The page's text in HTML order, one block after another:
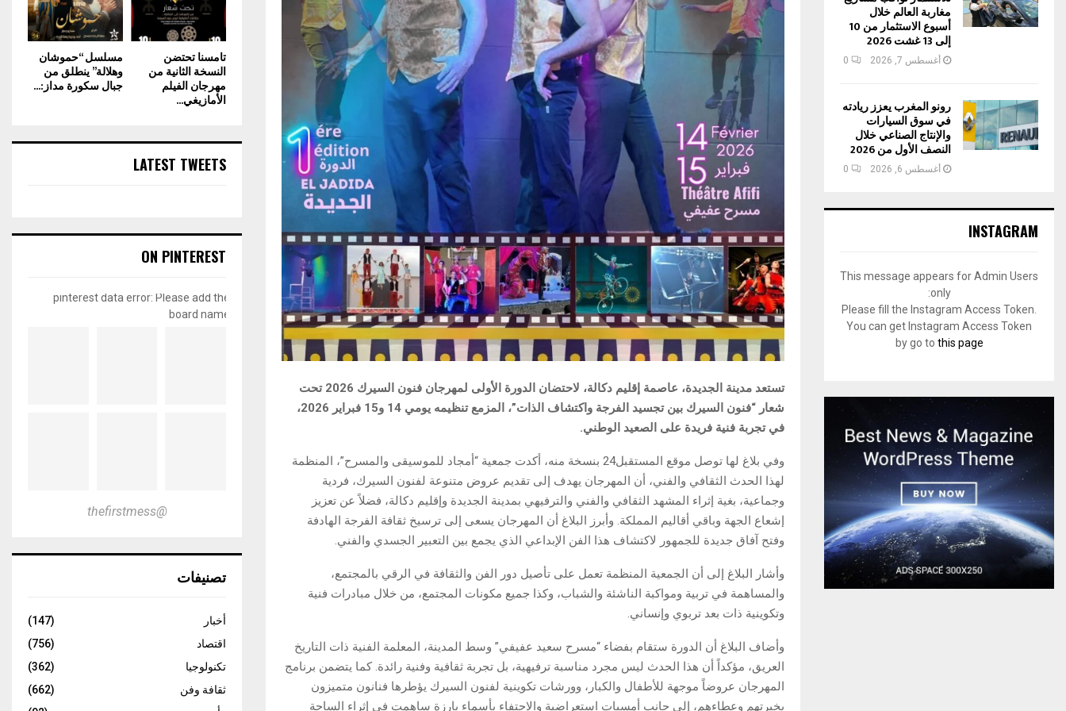
تستعد مدينة الجديدة، عاصمة إقليم دكالة، لاحتضان الدورة الأولى لمهرجان فنون السيرك 2026 تحت
شعار “فنون السيرك بين تجسيد الفرجة واكتشاف الذات”، المزمع تنظيمه يومي 14 و15 فبراير 2026،
في تجربة فنية فريدة على الصعيد الوطني.
وفي بلاغ لها توصل موقع المستقبل24 بنسخة منه، أكدت جمعية “أمجاد للموسيقى والمسرح”، المنظمة
لهذا الحدث الثقافي والفني، أن المهرجان يهدف إلى تقديم عروض متنوعة لفنون السيرك، فردية
وجماعية، بغية إثراء المشهد الثقافي والفني والترفيهي بمدينة الجديدة وإقليم دكالة، فضلاً عن تعزيز
إشعاع الجهة وباقي أقاليم المملكة. وأبرز البلاغ أن المهرجان يسعى إلى ترسيخ ثقافة الفرجة الهادفة
وفتح آفاق جديدة للجمهور لاكتشاف هذا الفن الإبداعي الذي يجمع بين التعبير الجسدي والفني.
وأشار البلاغ إلى أن الجمعية المنظمة تعمل على تأصيل دور الفن والثقافة في الرقي بالمجتمع،
والمساهمة في تربية ومواكبة الناشئة والشباب، وكذا جميع مكونات المجتمع، من خلال مبادرات فنية
وتكوينية ذات بعد تربوي وإنساني.
وأضاف البلاغ أن الدورة ستقام بفضاء “مسرح سعيد عفيفي” وسط المدينة، المعلمة الفنية ذات التاريخ
العريق، مؤكداً أن هذا الحدث ليس مجرد مناسبة ترفيهية، بل تجربة ثقافية وفنية رائدة. كما يتضمن برنامج
المهرجان عروضاً موجهة للأطفال والكبار، وورشات تكوينية لفنون السيرك يؤطرها فنانون متميزون
بخبرتهم وعطاءهم، إلى جانب أمسيات استعراضية والاحتفاء بأسماء بارزة ساهمت في إثراء الساحة
مغاربة العالم خلال
أسبوع الاستثمار من 10
إلى 13 غشت 2026
أغسطس 7, 2026 0
رونو المغرب يعزز ريادته
في سوق السيارات
والإنتاج الصناعي خلال
النصف الأول من 2026
أغسطس 6, 2026 0
INSTAGRAM
This message appears for Admin Users
only:
Please fill the Instagram Access Token.
You can get Instagram Access Token
by go to this page
مسلسل “حموشان
وهلالة” ينطلق من
جبال سكورة مداز:...
تامسنا تحتضن
النسخة الثانية من
مهرجان الفيلم
الأمازيغي...
LATEST TWEETS
ON PINTEREST
pinterest data error: Please add the
board name
@thefirstmess
تصنيفات
أخبار
(147)
اقتصاد
(756)
تكنولوجيا
(362)
ثقافة وفن
(662)